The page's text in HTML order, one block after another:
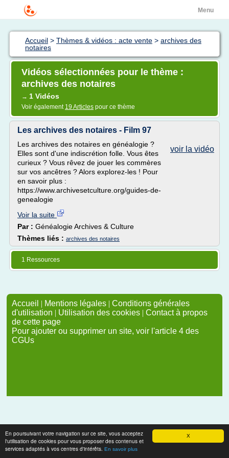
X
En poursuivant votre navigation sur ce site, vous acceptez
l'utilisation de cookies pour vous proposer des contenus et
services adaptés à vos centres d'intérêts. En savoir plus
Menu
Accueil > Thèmes & vidéos : acte vente > archives des
notaires
Vidéos sélectionnées pour le thème :
archives des notaires
→ 1 Vidéos
Voir également 19 Articles pour ce thème
Les archives des notaires - Film 97
voir la vidéo
Les archives des notaires en généalogie ?
Elles sont d'une indiscrétion folle. Vous êtes
curieux ? Vous rêvez de jouer les commères
sur vos ancêtres ? Alors explorez-les ! Pour
en savoir plus :
https://www.archivesetculture.org/guides-de-
genealogie
Voir la suite
Par : Généalogie Archives & Culture
Thèmes liés : archives des notaires
1 Ressources
Accueil | Mentions légales | Conditions générales
d'utilisation | Utilisation des cookies | Contact à propos
de cette page
Pour ajouter ou supprimer un site, voir l'article 4 des
CGUs